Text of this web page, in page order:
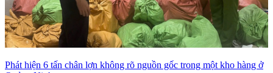
Phát hiện 6 tấn chân lợn không rõ nguồn gốc trong một kho hàng ở